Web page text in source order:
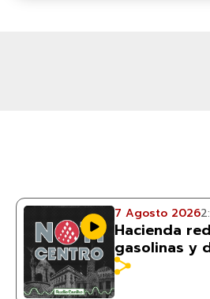
7 Agosto 2026
Hacienda
gasolinas y